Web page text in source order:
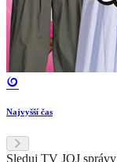
Najvyšší čas
Sleduj TV JOJ správy